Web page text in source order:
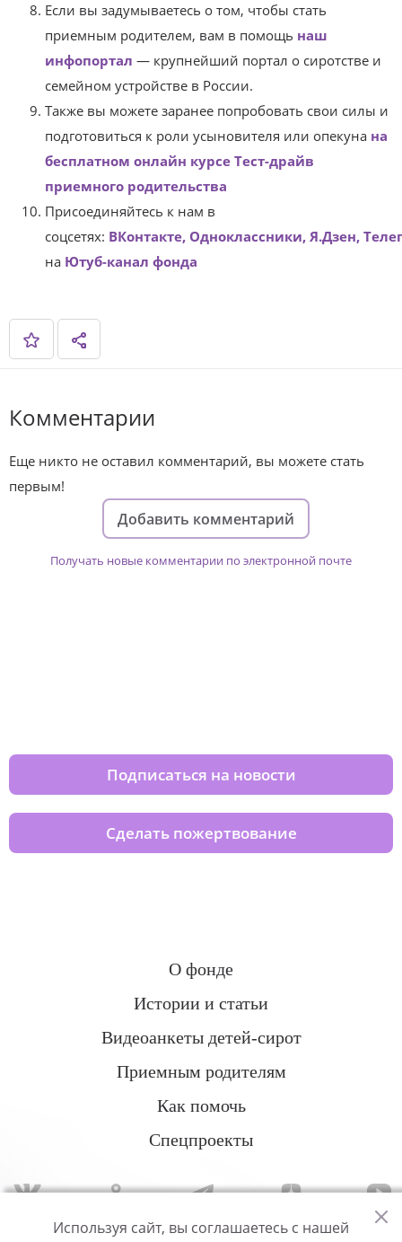
Если вы задумываетесь о том, чтобы стать
приемным родителем, вам в помощь наш
инфопортал — крупнейший портал о сиротстве и
семейном устройстве в России.
Также вы можете заранее попробовать свои силы и
подготовиться к роли усыновителя или опекуна на
бесплатном онлайн курсе Тест-драйв
приемного родительства
Присоединяйтесь к нам в
соцсетях: ВКонтакте, Одноклассники, Я.Дзен,
на Ютуб-канал фонда
Комментарии
Еще никто не оставил комментарий, вы можете стать
первым!
Добавить комментарий
Получать новые комментарии по электронной почте
Подписаться на новости
Сделать пожертвование
О фонде
Истории и статьи
Видеоанкеты детей-сирот
Приемным родителям
Как помочь
Спецпроекты
Используя сайт, вы соглашаетесь с нашей